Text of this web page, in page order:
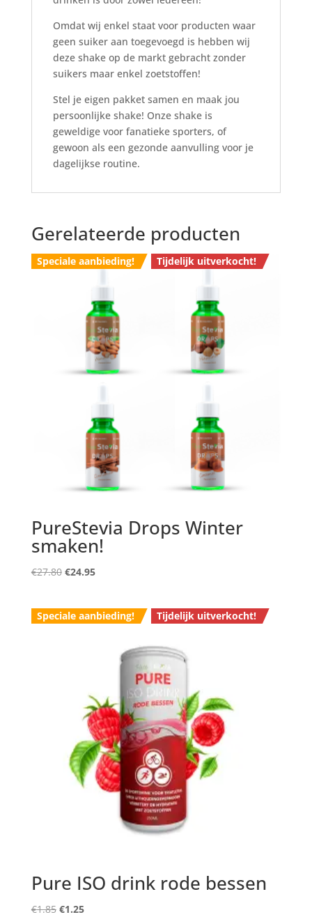
Omdat wij enkel staat voor producten waar
geen suiker aan toegevoegd is hebben wij
deze shake op de markt gebracht zonder
suikers maar enkel zoetstoffen!
Stel je eigen pakket samen en maak jou
persoonlijke shake! Onze shake is
geweldige voor fanatieke sporters, of
gewoon als een gezonde aanvulling voor je
dagelijkse routine.
Gerelateerde producten
Speciale aanbieding! Tijdelijk uitverkocht!
PureStevia Drops Winter
smaken!
€27.80 Oorspronkelijke
€27.80.
€24.95Huidige
€24.95.
Speciale aanbieding! Tijdelijk uitverkocht!
Pure ISO drink rode bessen
€1.85 Oorspronkelijke
€1.25Huidige